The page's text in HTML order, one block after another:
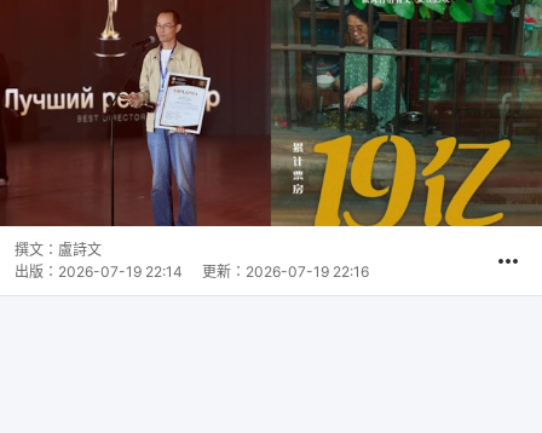
撰文： 盧詩文
出版： 2026-07-19 22:14 更新： 2026-07-19 22:16